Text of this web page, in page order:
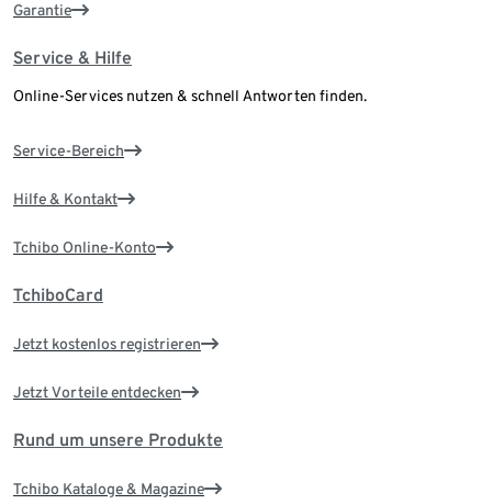
Garantie
Service & Hilfe
Online-Services nutzen & schnell Antworten finden.
Service-Bereich
Hilfe & Kontakt
Tchibo Online-Konto
TchiboCard
Jetzt kostenlos registrieren
Jetzt Vorteile entdecken
Rund um unsere Produkte
Tchibo Kataloge & Magazine